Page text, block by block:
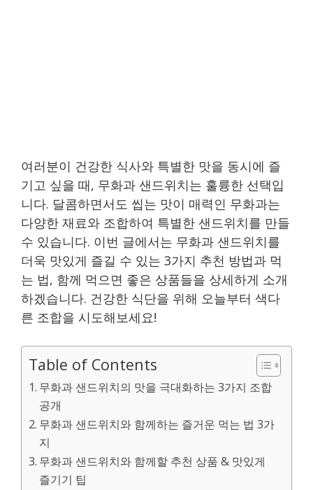
여러분이 건강한 식사와 특별한 맛을 동시에 즐
기고 싶을 때, 무화과 샌드위치는 훌륭한 선택입
니다. 달콤하면서도 씹는 맛이 매력인 무화과는
다양한 재료와 조합하여 특별한 샌드위치를 만들
수 있습니다. 이번 글에서는 무화과 샌드위치를
더욱 맛있게 즐길 수 있는 3가지 추천 방법과 먹
는 법, 함께 먹으면 좋은 상품들을 상세하게 소개
하겠습니다. 건강한 식단을 위해 오늘부터 색다
른 조합을 시도해보세요!
Table of Contents
무화과 샌드위치의 맛을 극대화하는 3가지 조합
공개
무화과 샌드위치와 함께하는 즐거운 먹는 법 3가
지
무화과 샌드위치와 함께할 추천 상품 & 맛있게
즐기기 팁